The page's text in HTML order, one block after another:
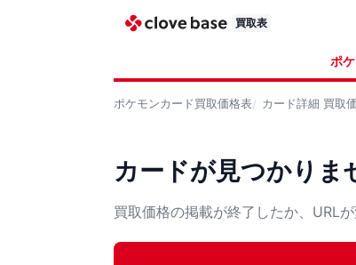
買取表
ポ
ポケモンカード買取価格表 カード詳細 買取
カードが見つかりま
買取価格の掲載が終了したか、URL